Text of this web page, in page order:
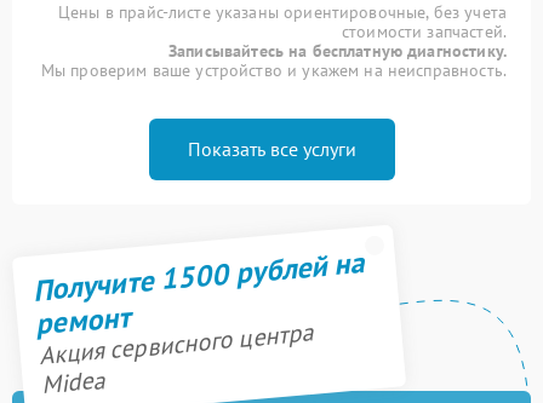
Цены в прайс-листе указаны ориентировочные, без учета
стоимости запчастей.
Записывайтесь на бесплатную диагностику.
Мы проверим ваше устройство и укажем на неисправность.
Показать все услуги
Получите 1500 рублей на
ремонт
Акция сервисного центра
Midea